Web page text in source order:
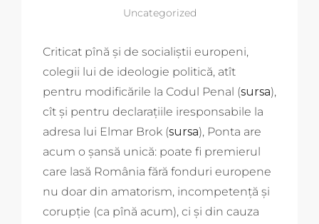
Uncategorized
Criticat pînă și de socialiștii europeni,
colegii lui de ideologie politică, atît
pentru modificările la Codul Penal (sursa),
cît și pentru declarațiile iresponsabile la
adresa lui Elmar Brok (sursa), Ponta are
acum o șansă unică: poate fi premierul
care lasă România fără fonduri europene
nu doar din amatorism, incompetență și
corupție (ca pînă acum), ci și din cauza